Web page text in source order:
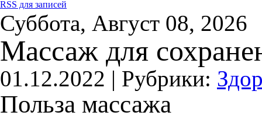
RSS для записей
Суббота, Август 08, 2026
Массаж для
01.12.2022 | Рубрики:
Польза массажа